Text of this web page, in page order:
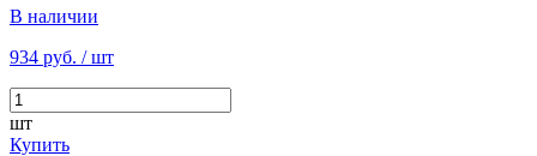
В наличии
934 руб. / шт
шт
Купить